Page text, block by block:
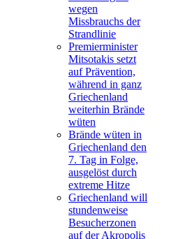
wegen
Missbrauchs der
Strandlinie
Premierminister
Mitsotakis setzt
auf Prävention,
während in ganz
Griechenland
weiterhin Brände
wüten
Brände wüten in
Griechenland den
7. Tag in Folge,
ausgelöst durch
extreme Hitze
Griechenland will
stundenweise
Besucherzonen
auf der Akropolis